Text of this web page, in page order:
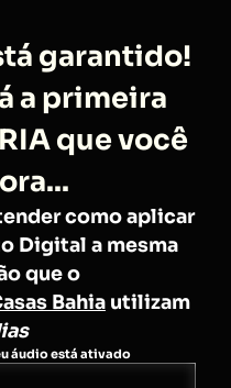
garantido!
a primeira
que você
como aplicar
Digital a mesma
que o
Bahia utilizam
áudio está ativado